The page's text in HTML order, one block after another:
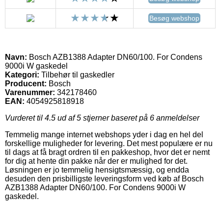
Besøg webshop
Navn: Bosch AZB1388 Adapter DN60/100. For Condens
9000i W gaskedel
Kategori: Tilbehør til gaskedler
Producent: Bosch
Varenummer: 342178460
EAN: 4054925818918
Vurderet til 4.5 ud af 5 stjerner baseret på 6 anmeldelser
Temmelig mange internet webshops yder i dag en hel del
forskellige muligheder for levering. Det mest populære er nu
til dags at få bragt ordren til en pakkeshop, hvor det er nemt
for dig at hente din pakke når der er mulighed for det.
Løsningen er jo temmelig hensigtsmæssig, og endda
desuden den prisbilligste leveringsform ved køb af Bosch
AZB1388 Adapter DN60/100. For Condens 9000i W
gaskedel.